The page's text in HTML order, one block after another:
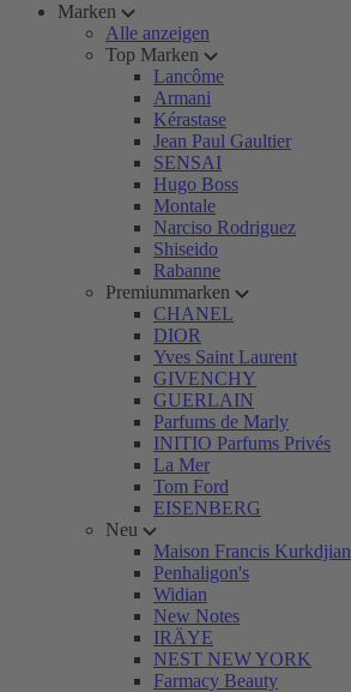
Marken
Alle anzeigen
Top Marken
Lancôme
Armani
Kérastase
Jean Paul Gaultier
SENSAI
Hugo Boss
Montale
Narciso Rodriguez
Shiseido
Rabanne
Premiummarken
CHANEL
DIOR
Yves Saint Laurent
GIVENCHY
GUERLAIN
Parfums de Marly
INITIO Parfums Privés
La Mer
Tom Ford
EISENBERG
Neu
Maison Francis Kurkdjian
Penhaligon's
Widian
New Notes
IRÄYE
NEST NEW YORK
Farmacy Beauty